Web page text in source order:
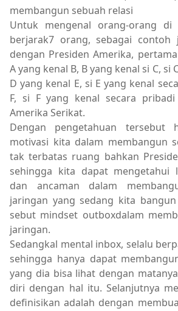
membangun sebuah relasi
Untuk mengenal orang-orang
berjarak7 orang, sebagai contoh
dengan Presiden Amerika,
A yang kenal B, B yang kenal si C, si
D yang kenal E, si E yang kenal
F, si F yang kenal secara pribadi
Amerika Serikat.
Dengan pengetahuan tersebut
motivasi kita dalam membangun
tak terbatas ruang bahkan
sehingga kita dapat mengetahui
dan ancaman dalam
jaringan yang sedang kita
sebut mindset outboxdalam
jaringan.
Sedangkal mental inbox, selalu
sehingga hanya dapat
yang dia bisa lihat dengan
diri dengan hal itu. Selanjutnya
definisikan adalah dengan